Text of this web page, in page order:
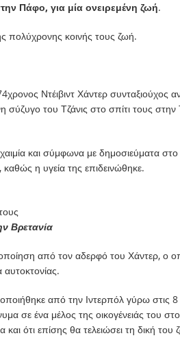
Πάφο, για μία ονειρεμένη ζωή.
πολύχρονης κοινής τους ζωή.
Ντέιβιντ Χάντερ συνταξιούχος
του Τζάνις στο σπίτι τους
και σύμφωνα με δημοσιεύματα
η υγεία της επιδεινώθηκε.
Βρετανία
από τον αδερφό του Χάντερ, ο
από την Ιντερπόλ γύρω στις
σε ένα μέλος της οικογένειάς του
ότι επίσης θα τελειώσει τη δική του